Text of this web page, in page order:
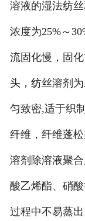
溶液的湿法纺
浓度为25%～
流固化慢，固
头，纺丝溶剂
匀致密,适于织
纤维，纤维蓬
溶剂除溶液聚
酸乙烯酯、硝
过程中不易蒸